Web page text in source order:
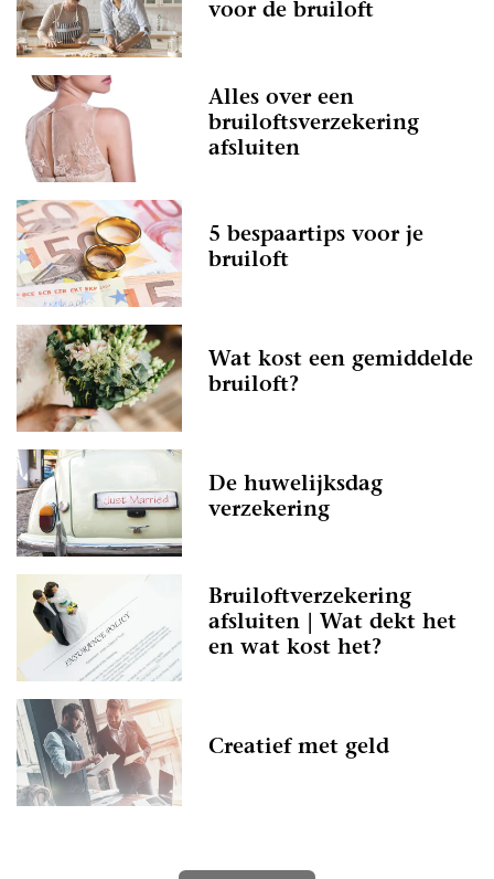
voor de bruiloft
Alles over een
bruiloftsverzekering
afsluiten
5 bespaartips voor je
bruiloft
Wat kost een gemiddelde
bruiloft?
De huwelijksdag
verzekering
Bruiloftverzekering
afsluiten | Wat dekt het
en wat kost het?
Creatief met geld